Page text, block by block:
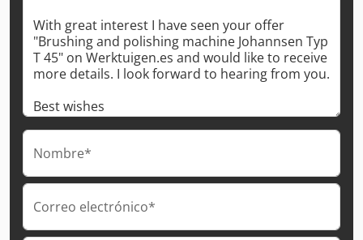
Nombre*
Correo electrónico*